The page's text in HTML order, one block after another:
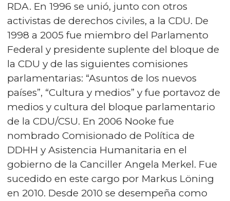
RDA. En 1996 se unió, junto con otros
activistas de derechos civiles, a la CDU. De
1998 a 2005 fue miembro del Parlamento
Federal y presidente suplente del bloque de
la CDU y de las siguientes comisiones
parlamentarias: “Asuntos de los nuevos
países”, “Cultura y medios” y fue portavoz de
medios y cultura del bloque parlamentario
de la CDU/CSU. En 2006 Nooke fue
nombrado Comisionado de Política de
DDHH y Asistencia Humanitaria en el
gobierno de la Canciller Angela Merkel. Fue
sucedido en este cargo por Markus Löning
en 2010. Desde 2010 se desempeña como